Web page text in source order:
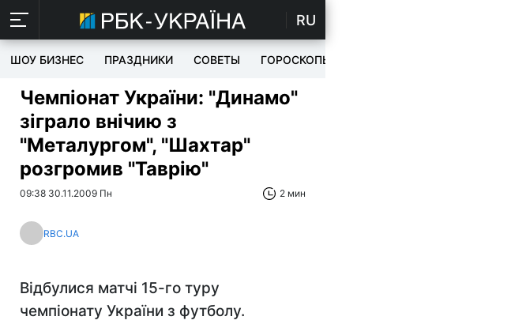
RU
ШОУ БИЗНЕС ПРАЗДНИКИ СОВЕТЫ ГОРОСКОПЫ
Чемпіонат України: "Динамо"
зіграло внічию з
"Металургом", "Шахтар"
розгромив "Таврію"
09:38 30.11.2009 Пн 2 мин
RBC.UA
Відбулися матчі 15-го туру
чемпіонату України з футболу.